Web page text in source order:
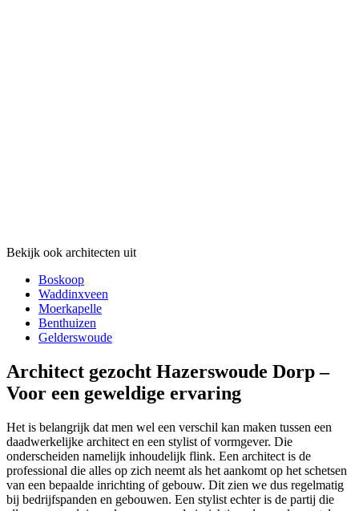
Bekijk ook architecten uit
Boskoop
Waddinxveen
Moerkapelle
Benthuizen
Gelderswoude
Architect gezocht Hazerswoude Dorp –
Voor een geweldige ervaring
Het is belangrijk dat men wel een verschil kan maken tussen een
daadwerkelijke architect en een stylist of vormgever. Die
onderscheiden namelijk inhoudelijk flink. Een architect is de
professional die alles op zich neemt als het aankomt op het schetsen
van een bepaalde inrichting of gebouw. Dit zien we dus regelmatig
bij bedrijfspanden en gebouwen. Een stylist echter is de partij die